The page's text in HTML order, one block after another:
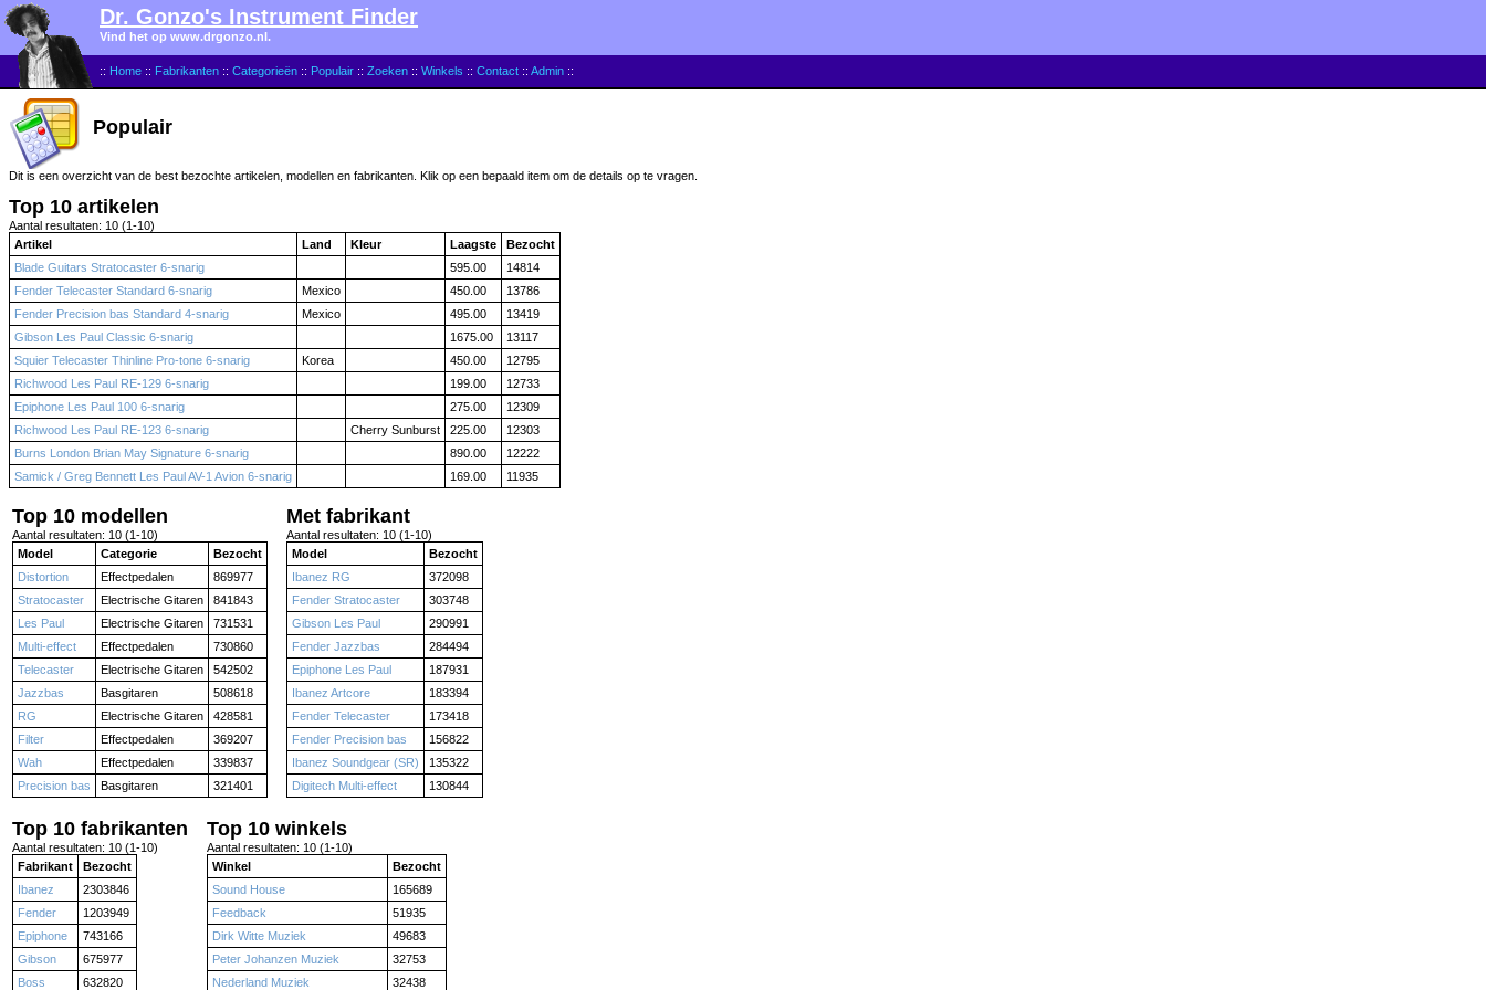
:: Home :: Fabrikanten :: Categorieën :: Populair :: Zoeken :: Winkels :: Contact :: Admin ::
Dr. Gonzo's Instrument Finder
Vind het op www.drgonzo.nl.
Populair
Dit is een overzicht van de best bezochte artikelen, modellen en fabrikanten. Klik op een bepaald item om de details op te vragen.
Top 10 artikelen
Aantal resultaten: 10 (1-10)
Artikel
Land Kleur Laagste
Bezocht
Blade Guitars Stratocaster 6-snarig
595.00
14814
Fender Telecaster Standard 6-snarig
Mexico 450.00
13786
Fender Precision bas Standard 4-snarig
Mexico 495.00
13419
Gibson Les Paul Classic 6-snarig
1675.00
13117
Squier Telecaster Thinline Pro-tone 6-snarig
Korea 450.00
12795
Richwood Les Paul RE-129 6-snarig
199.00
12733
Epiphone Les Paul 100 6-snarig
275.00
12309
Richwood Les Paul RE-123 6-snarig
Cherry Sunburst 225.00
12303
Burns London Brian May Signature 6-snarig
890.00
12222
Samick / Greg Bennett Les Paul AV-1 Avion 6-snarig
169.00 11935
Top 10 modellen
Aantal resultaten: 10 (1-10)
Model
Categorie
Bezocht
Distortion
Effectpedalen
869977
Stratocaster
Electrische Gitaren
841843
Les Paul
Electrische Gitaren
731531
Multi-effect
Effectpedalen
730860
Telecaster
Electrische Gitaren
542502
Jazzbas
Basgitaren
508618
RG
Electrische Gitaren
428581
Filter
Effectpedalen
369207
Wah
Effectpedalen
339837
Precision bas
Basgitaren 321401
Met fabrikant
Aantal resultaten: 10 (1-10)
Model
Bezocht
Ibanez RG
372098
Fender Stratocaster
303748
Gibson Les Paul
290991
Fender Jazzbas
284494
Epiphone Les Paul
187931
Ibanez Artcore
183394
Fender Telecaster
173418
Fender Precision bas
156822
Ibanez Soundgear (SR)
135322
Digitech Multi-effect
130844
Top 10 fabrikanten
Aantal resultaten: 10 (1-10)
Fabrikant
Bezocht
Ibanez
2303846
Fender
1203949
Epiphone
743166
Gibson
675977
Boss
632820
Top 10 winkels
Aantal resultaten: 10 (1-10)
Winkel
Bezocht
Sound House
165689
Feedback
51935
Dirk Witte Muziek
49683
Peter Johanzen Muziek
32753
Nederland Muziek
32438